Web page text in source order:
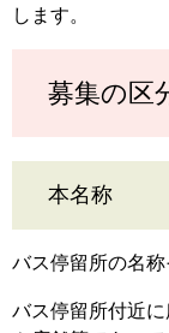
します。
募集の区
本名称
バス停留所の名称
バス停留所付近